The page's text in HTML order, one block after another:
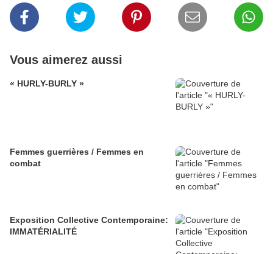
Vous aimerez aussi
« HURLY-BURLY »
Femmes guerrières / Femmes en
combat
Exposition Collective Contemporaine:
IMMATÉRIALITÉ